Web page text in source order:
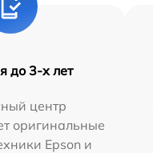
до 3-х лет
центр
оригинальные
Epson и